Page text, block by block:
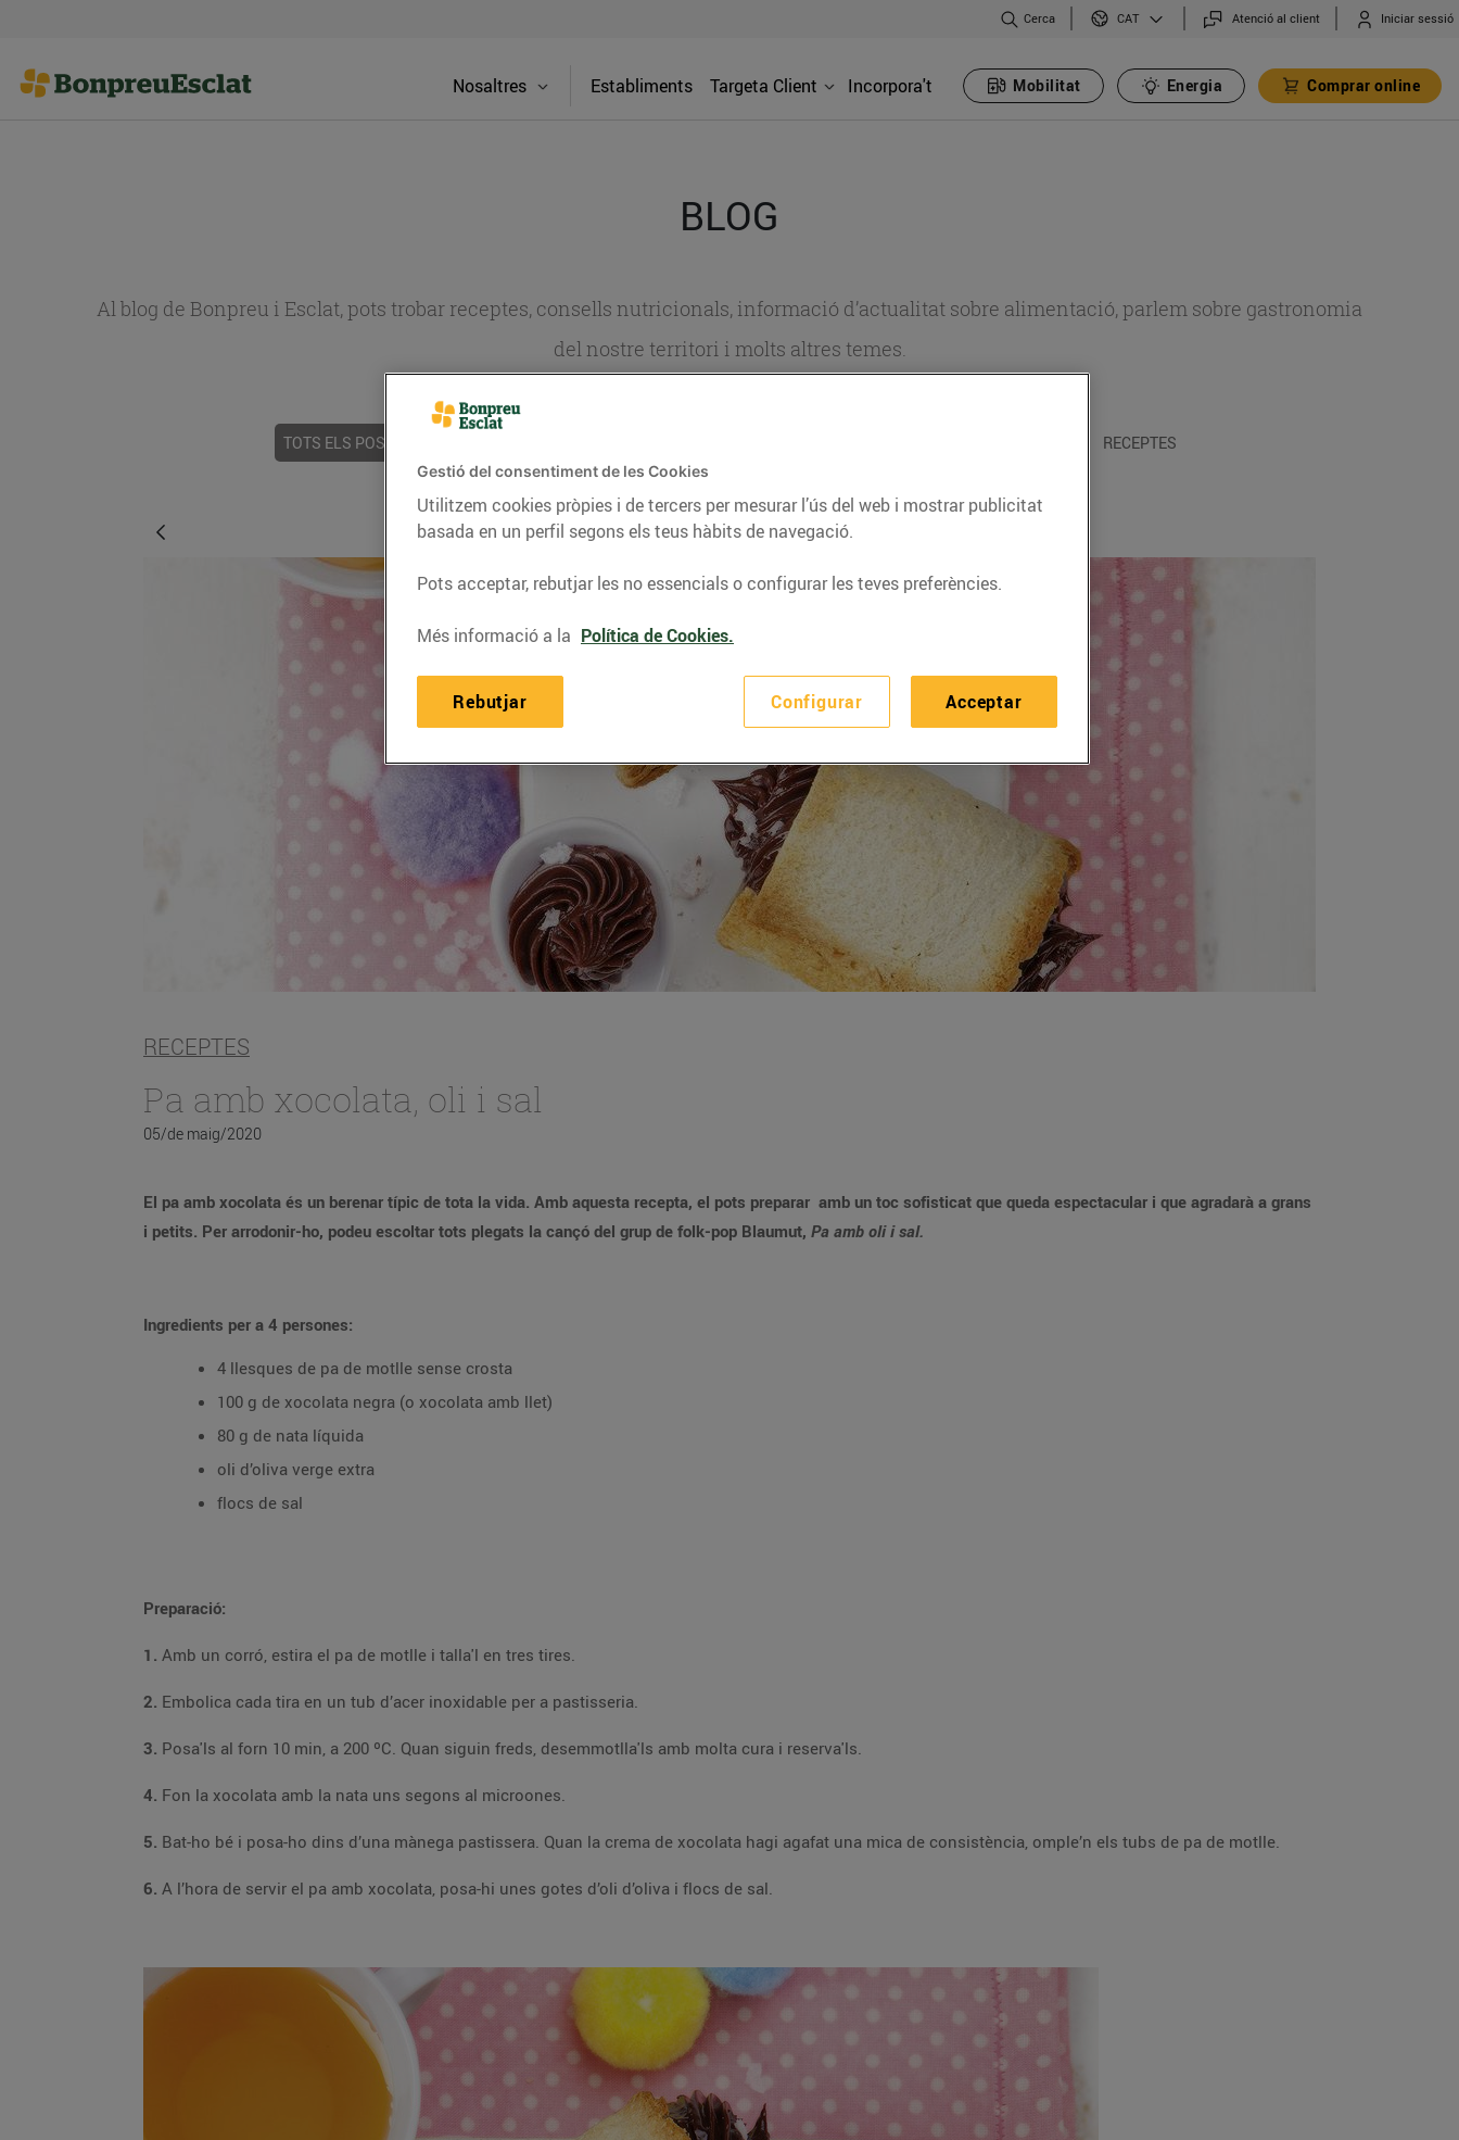
Cerca CAT Atenció al client Iniciar sessió
Nosaltres Establiments Targeta Client Incorpora't Mobilitat Energia Comprar online
BLOG
Al blog de Bonpreu i Esclat, pots trobar receptes, consells nutricionals, informació d’actualitat sobre alimentació, parlem sobre gastronomia
del nostre territori i molts altres temes.
TOTS ELS POSTS RECEPTES
RECEPTES
Pa amb xocolata, oli i sal
05/de maig/2020
El pa amb xocolata és un berenar típic de tota la vida. Amb aquesta recepta, el pots preparar amb un toc sofisticat que queda espectacular i que agradarà a grans
i petits. Per arrodonir-ho, podeu escoltar tots plegats la cançó del grup de folk-pop Blaumut, Pa amb oli i sal.
Ingredients per a 4 persones:
4 llesques de pa de motlle sense crosta
100 g de xocolata negra (o xocolata amb llet)
80 g de nata líquida
oli d’oliva verge extra
flocs de sal
Preparació:
1. Amb un corró, estira el pa de motlle i talla'l en tres tires.
2. Embolica cada tira en un tub d’acer inoxidable per a pastisseria.
3. Posa'ls al forn 10 min, a 200 ºC. Quan siguin freds, desemmotlla'ls amb molta cura i reserva'ls.
4. Fon la xocolata amb la nata uns segons al microones.
5. Bat-ho bé i posa-ho dins d’una mànega pastissera. Quan la crema de xocolata hagi agafat una mica de consistència, omple’n els tubs de pa de motlle.
6. A l’hora de servir el pa amb xocolata, posa-hi unes gotes d’oli d’oliva i flocs de sal.
Gestió del consentiment de les Cookies
Utilitzem cookies pròpies i de tercers per mesurar l’ús del web i mostrar publicitat
basada en un perfil segons els teus hàbits de navegació.
Pots acceptar, rebutjar les no essencials o configurar les teves preferències.
Més informació a la Política de Cookies.
Configurar
Rebutjar Acceptar